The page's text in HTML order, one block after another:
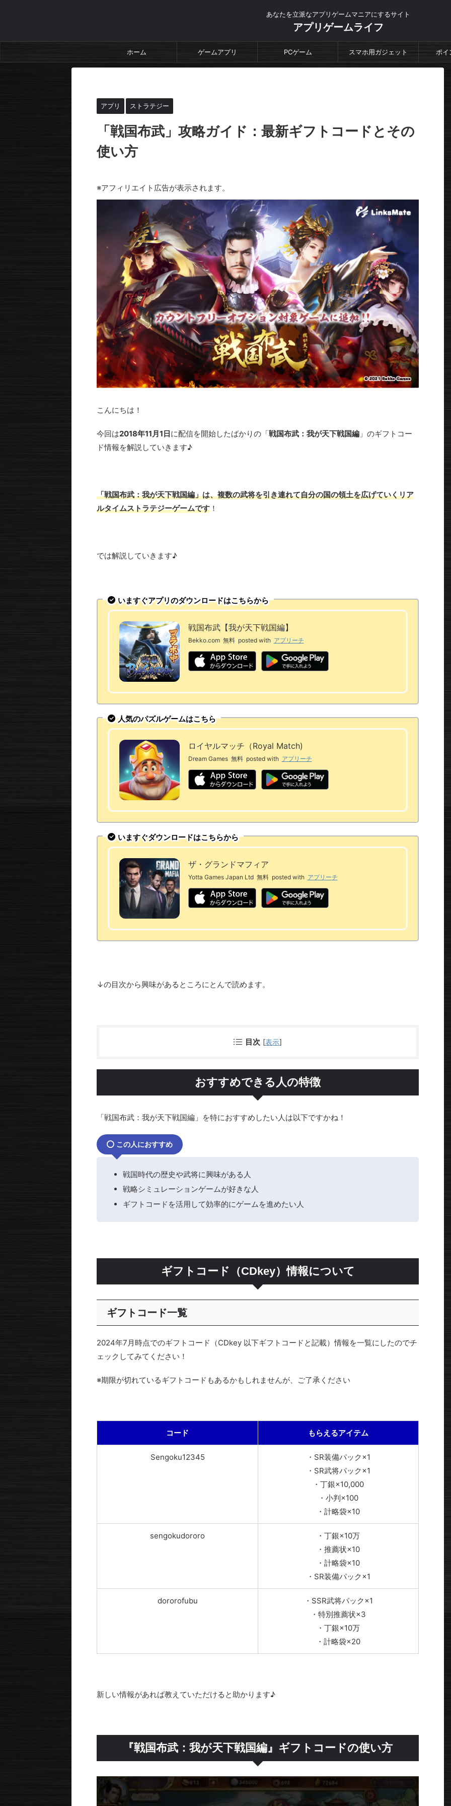
あなたを立派なアプリゲームマニアにするサイト
アプリゲームライフ
ホーム ゲームアプリ PCゲーム スマホ用ガジェット ポイ
アプリ ストラテジー
「戦国布武」攻略ガイド：最新ギフトコードとその
使い方
※アフィリエイト広告が表示されます。
こんにちは！
今回は2018年11月1日に配信を開始したばかりの「戦国布武：我が天下戦国編 」のギフトコー
ド情報を解説していきます♪
「戦国布武：我が天下戦国編」は、複数の武将を引き連れて自分の国の領土を広げていくリア
ルタイムストラテジーゲームです ！
では解説していきます♪
いますぐアプリのダウンロードはこちらから
戦国布武【我が天下戦国編】
Bekko.com 無料 posted with アプリーチ
人気のパズルゲームはこちら
ロイヤルマッチ（Royal Match)
Dream Games 無料 posted with アプリーチ
いますぐダウンロードはこちらから
ザ・グランドマフィア
Yotta Games Japan Ltd 無料 posted with アプリーチ
↓の目次から興味があるところにとんで読めます。
目次 [表示]
おすすめできる人の特徴
「戦国布武：我が天下戦国編」を特におすすめしたい人は以下ですかね！
この人におすすめ
戦国時代の歴史や武将に興味がある人
戦略シミュレーションゲームが好きな人
ギフトコードを活用して効率的にゲームを進めたい人
ギフトコード（CDkey）情報について
ギフトコード一覧
2024年7月時点でのギフトコード（CDkey 以下ギフトコードと記載）情報を一覧にしたのでチ
ェックしてみてください！
※期限が切れているギフトコードもあるかもしれませんが、ご了承ください
コード もらえるアイテム
Sengoku12345
・SR装備パック×1
・SR武将パック×1
・丁銀×10,000
・小判×100
・計略袋×10
sengokudororo
・丁銀×10万
・推薦状×10
・計略袋×10
・SR装備パック×1
dororofubu
・SSR武将パック×1
・特別推薦状×3
・丁銀×10万
・計略袋×20
新しい情報があれば教えていただけると助かります♪
『戦国布武：我が天下戦国編』ギフトコードの使い方